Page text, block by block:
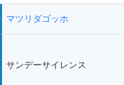
マツリダゴッホ
サンデーサイレンス